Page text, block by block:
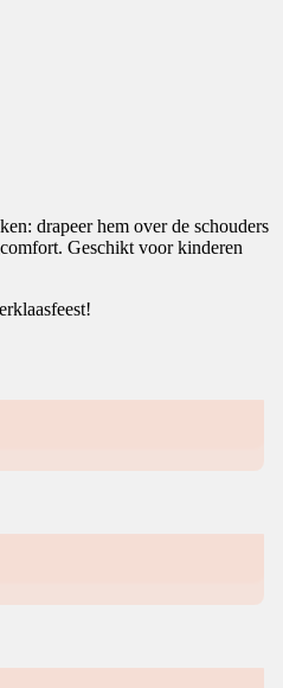
drapeer hem over de schouders
Geschikt voor kinderen